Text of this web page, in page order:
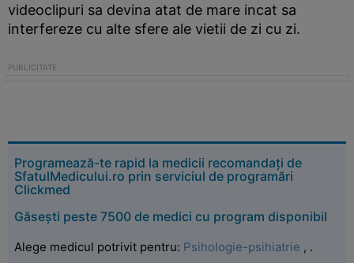
videoclipuri sa devina atat de mare incat sa
interfereze cu alte sfere ale vietii de zi cu zi.
Programează-te rapid la medicii recomandați de
SfatulMedicului.ro prin serviciul de programări
Clickmed
Găsești peste 7500 de medici cu program disponibil
Alege medicul potrivit pentru: Psihologie-psihiatrie , .